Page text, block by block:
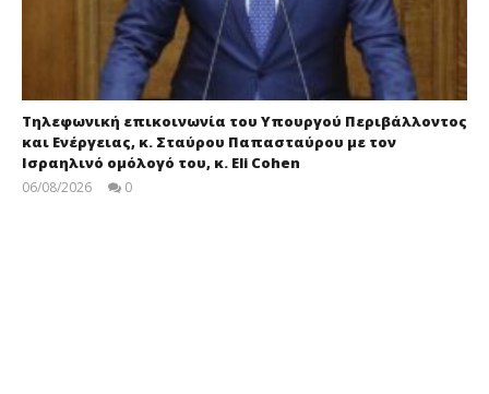
Τηλεφωνική επικοινωνία του Υπουργού Περιβάλλοντος
και Ενέργειας, κ. Σταύρου Παπασταύρου με τον
Ισραηλινό ομόλογό του, κ. Eli Cohen
06/08/2026 0